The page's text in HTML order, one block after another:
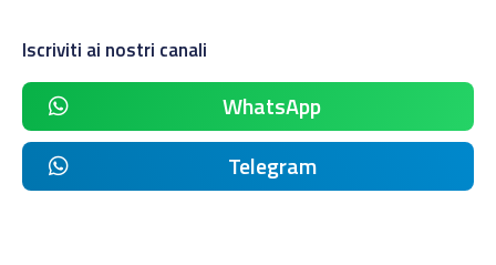
Iscriviti ai nostri canali
WhatsApp
Telegram